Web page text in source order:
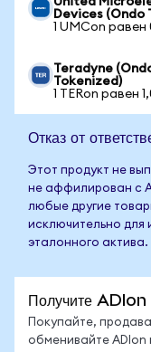
Devices (Ondo
1 UMCon
Teradyne
Tokenized)
1 TERon равен
Отказ от
Этот продукт не
не аффилирован с
любые другие
исключительно для
эталонного актива.
Получите ADIon
Покупайте,
обменивайте ADIon